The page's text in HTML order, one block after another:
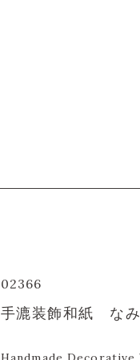
02366
手漉装飾和紙 な